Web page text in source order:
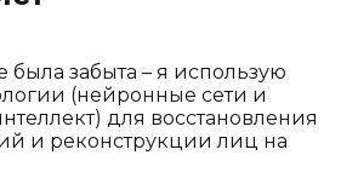
была забыта – я использую
(нейронные сети и
для восстановления
и реконструкции лиц на